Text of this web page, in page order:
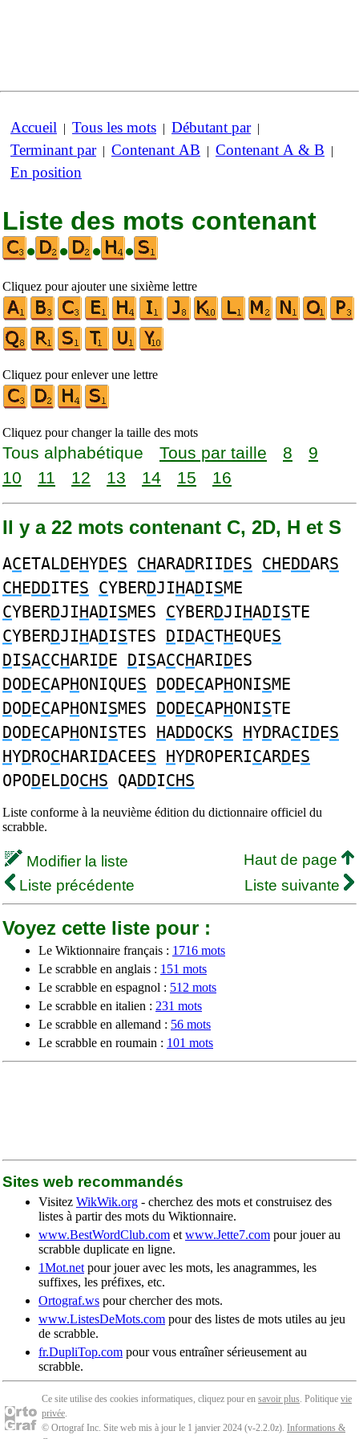
Accueil | Tous les mots | Débutant par|
Terminant par| Contenant AB | Contenant A & B |
En position
Liste des mots contenant
•
• • •
Cliquez pour ajouter une sixième lettre
Cliquez pour enlever une lettre
Cliquez pour changer la taille des mots
Tous alphabétique Tous par taille 8
9
10
11 12 13 14 15 16
Il y a 22 mots contenant C, 2D, H et S
ACETALDEHYDES CHARADRIIDES CHEDDARS
CHEDDITES CYBERDJIHADISME
CYBERDJIHADISMES CYBERDJIHADISTE
CYBERDJIHADISTES DIDACTHEQUES
DISACCHARIDE DISACCHARIDES
DODECAPHONIQUES DODECAPHONISME
DODECAPHONISMES DODECAPHONISTE
DODECAPHONISTES HADDOCKS HYDRACIDES
HYDROCHARIDACEES HYDROPERICARDES
OPODELDOCHS QADDICHS
Liste conforme à la neuvième édition du dictionnaire officiel du
scrabble.
Modifier la liste
Haut de page
Liste précédente
Liste suivante
Voyez cette liste pour :
Le Wiktionnaire français : 1716 mots
Le scrabble en anglais : 151 mots
Le scrabble en espagnol : 512 mots
Le scrabble en italien : 231 mots
Le scrabble en allemand : 56 mots
Le scrabble en roumain : 101 mots
Sites web recommandés
Visitez WikWik.org - cherchez des mots et construisez des
listes à partir des mots du Wiktionnaire.
www.BestWordClub.com et www.Jette7.com pour jouer au
scrabble duplicate en ligne.
1Mot.net pour jouer avec les mots, les anagrammes, les
suffixes, les préfixes, etc.
Ortograf.ws pour chercher des mots.
www.ListesDeMots.com pour des listes de mots utiles au jeu
de scrabble.
fr.DupliTop.com pour vous entraîner sérieusement au
scrabble.
Ce site utilise des cookies informatiques, cliquez pour en savoir plus. Politique vie
privée.
© Ortograf Inc. Site web mis à jour le 1 janvier 2024 (v-2.2.0z). Informations &